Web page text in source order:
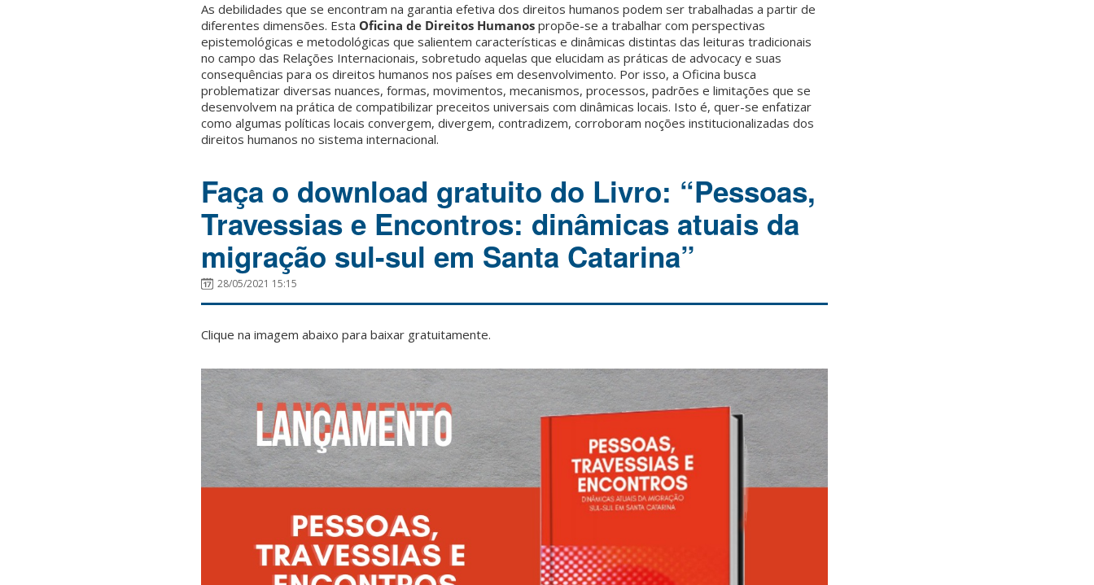
As debilidades que se encontram na garantia efetiva dos direitos humanos podem ser trabalhadas a partir de
diferentes dimensões. Esta Oficina de Direitos Humanos propõe-se a trabalhar com perspectivas
epistemológicas e metodológicas que salientem características e dinâmicas distintas das leituras tradicionais
no campo das Relações Internacionais, sobretudo aquelas que elucidam as práticas de advocacy e suas
consequências para os direitos humanos nos países em desenvolvimento. Por isso, a Oficina busca
problematizar diversas nuances, formas, movimentos, mecanismos, processos, padrões e limitações que se
desenvolvem na prática de compatibilizar preceitos universais com dinâmicas locais. Isto é, quer-se enfatizar
como algumas políticas locais convergem, divergem, contradizem, corroboram noções institucionalizadas dos
direitos humanos no sistema internacional.
Faça o download gratuito do Livro: “Pessoas,
Travessias e Encontros: dinâmicas atuais da
migração sul-sul em Santa Catarina”
28/05/2021 15:15
Clique na imagem abaixo para baixar gratuitamente.